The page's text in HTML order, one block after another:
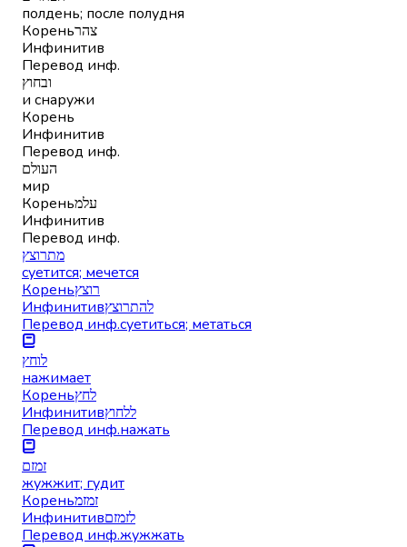
полдень; после полудня
Кореньצהר
Инфинитив
Перевод инф.
ובחוץ
и снаружи
Корень
Инфинитив
Перевод инф.
העולם
мир
Кореньעלמ
Инфинитив
Перевод инф.
מתרוצץ
суетится; мечется
Кореньרוצץ
Инфинитивלהתרוצץ
Перевод инф.суетиться; метаться
לוחץ
нажимает
Кореньלחץ
Инфинитивללחוץ
Перевод инф.нажать
זמזם
жужжит; гудит
Кореньזמזמ
Инфинитивלזמזם
Перевод инф.жужжать